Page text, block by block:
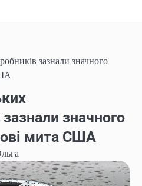
зазнали значного
значного
мита США